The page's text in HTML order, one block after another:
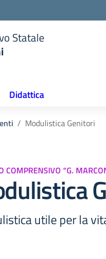
Statale
Didattica
Modulistica Genitori
COMPRENSIVO “G.
utile per la